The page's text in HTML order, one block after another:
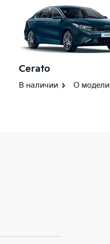
Cerato
В наличии О модели